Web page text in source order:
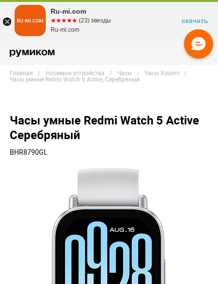
Главная Носимые устройства Часы
Часы Xiaomi
Часы умные Redmi Watch 5 Active, Серебряный
Часы умные Redmi Watch 5 Active
Серебряный
BHR8790GL
Ru-mi.com
☆☆☆☆☆
★★★★★ (23) звезды
Ru-mi.com
скачать